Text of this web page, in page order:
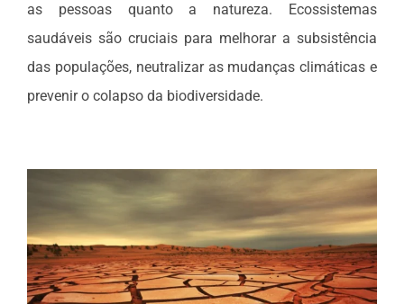
as pessoas quanto a natureza. Ecossistemas
saudáveis são cruciais para melhorar a subsistência
das populações, neutralizar as mudanças climáticas e
prevenir o colapso da biodiversidade.